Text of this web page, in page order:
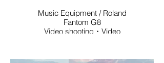
Music Equipment / Roland
Fantom G8
Video shooting・Video